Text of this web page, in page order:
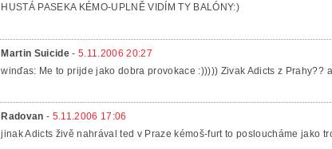
HUSTÁ PASEKA KÉMO-UPLNĚ VIDÍM TY BALÓNY:)
Martin Suicide -5.11.2006 20:27
winďas: Me to prijde jako dobra provokace :))))) Zivak Adicts z Prahy??
Radovan - 5.11.2006 17:06
jinak Adicts živě nahrával ted v Praze kémoš-furt to posloucháme jako